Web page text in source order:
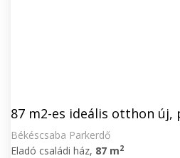
87 m2-es ideális otthon
Békéscsaba Parkerdő
Eladó családi ház, 87 m2